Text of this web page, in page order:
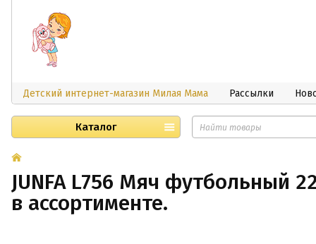
Детский интернет-магазин Милая Мама Рассылки
Каталог
JUNFA L756 Мяч футбольный
в ассортименте.